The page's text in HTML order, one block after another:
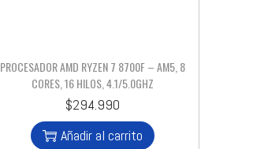
PROCESADOR AMD RYZEN 7 8700F – AM5, 8
CORES, 16 HILOS, 4.1/5.0GHZ
$294.990
Añadir al carrito